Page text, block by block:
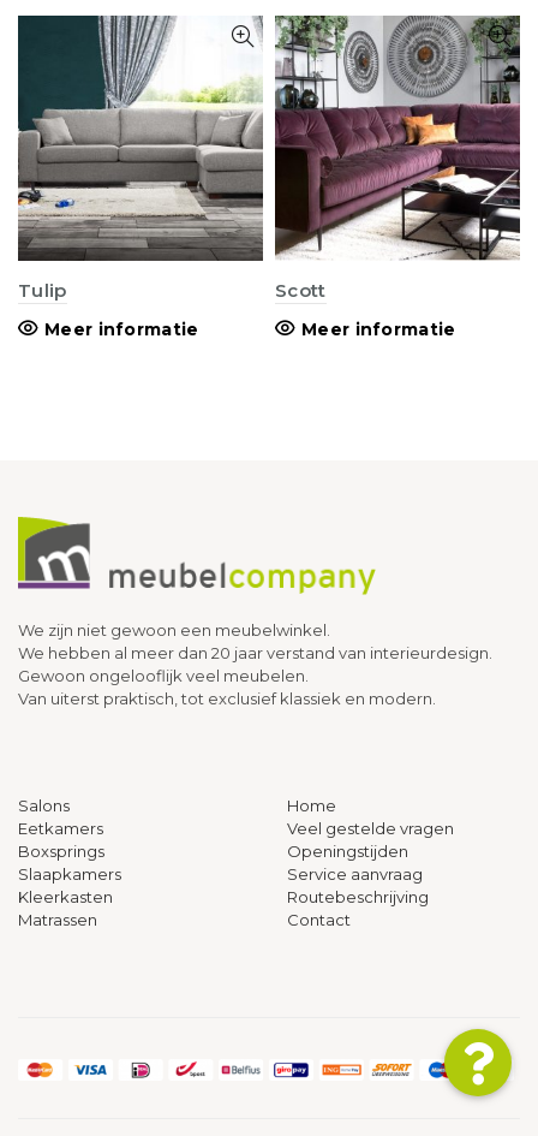
Tulip
Meer informatie
Scott
Meer informatie
We zijn niet gewoon een meubelwinkel.
We hebben al meer dan 20 jaar verstand van interieurdesign.
Gewoon ongelooflijk veel meubelen.
Van uiterst praktisch, tot exclusief klassiek en modern.
Salons
Eetkamers
Boxsprings
Slaapkamers
Kleerkasten
Matrassen
Home
Veel gestelde vragen
Openingstijden
Service aanvraag
Routebeschrijving
Contact